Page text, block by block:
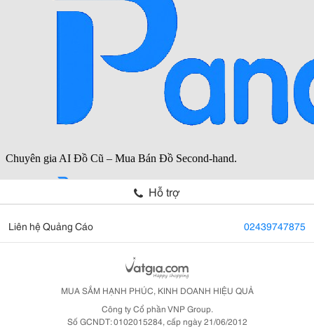
Hỗ trợ
Liên hệ Quảng Cáo 02439747875
MUA SẮM HẠNH PHÚC, KINH DOANH HIỆU QUẢ
Công ty Cổ phần VNP Group.
Số GCNDT: 0102015284, cấp ngày 21/06/2012